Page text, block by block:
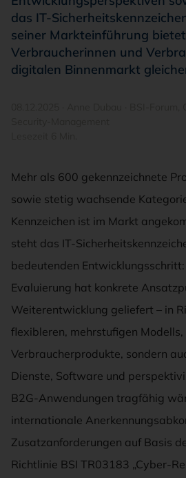
das IT-
seiner Markteinführung
Verbraucherinnen und
digitalen Binnenmarkt
Mehr als 600 gekennzeichnete
sowie stetig wachsende
Kennzeichen ist im Markt
steht das IT-
bedeutenden
Evaluierung hat konkrete
Weiterentwicklung geliefert – in
flexibleren, mehrstufigen
Verbraucherprodukte, sondern
Dienste, Software und
B2G-Anwendungen tragfähig
internationale
Zusatzanforderungen auf Basis
Richtlinie BSI TR03183 „Cyber-